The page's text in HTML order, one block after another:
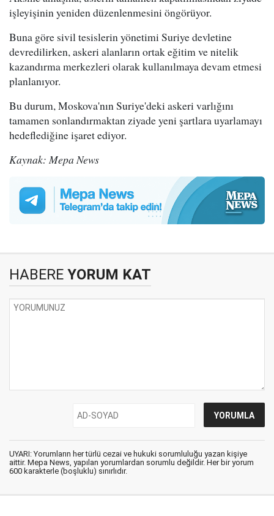
işleyişinin yeniden düzenlenmesini öngörüyor.
Buna göre sivil tesislerin yönetimi Suriye devletine
devredilirken, askeri alanların ortak eğitim ve nitelik
kazandırma merkezleri olarak kullanılmaya devam etmesi
planlanıyor.
Bu durum, Moskova'nın Suriye'deki askeri varlığını
tamamen sonlandırmaktan ziyade yeni şartlara uyarlamayı
hedeflediğine işaret ediyor.
Kaynak: Mepa News
HABERE YORUM KAT
UYARI: Yorumların her türlü cezai ve hukuki sorumluluğu yazan kişiye
aittir. Mepa News, yapılan yorumlardan sorumlu değildir. Her bir yorum
600 karakterle (boşluklu) sınırlıdır.